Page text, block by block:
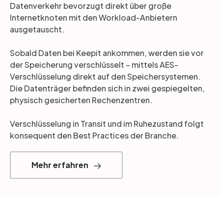
Datenverkehr bevorzugt direkt über große
Internetknoten mit den Workload-Anbietern
ausgetauscht.
Sobald Daten bei Keepit ankommen, werden sie vor
der Speicherung verschlüsselt – mittels AES-
Verschlüsselung direkt auf den Speichersystemen.
Die Datenträger befinden sich in zwei gespiegelten,
physisch gesicherten Rechenzentren.
Verschlüsselung in Transit und im Ruhezustand folgt
konsequent den Best Practices der Branche.
Mehr erfahren